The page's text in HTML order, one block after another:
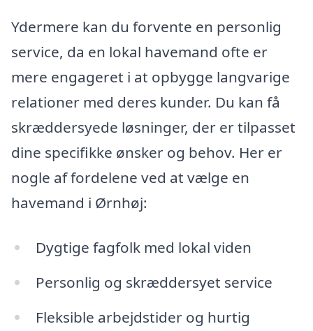
Ydermere kan du forvente en personlig
service, da en lokal havemand ofte er
mere engageret i at opbygge langvarige
relationer med deres kunder. Du kan få
skræddersyede løsninger, der er tilpasset
dine specifikke ønsker og behov. Her er
nogle af fordelene ved at vælge en
havemand i Ørnhøj:
Dygtige fagfolk med lokal viden
Personlig og skræddersyet service
Fleksible arbejdstider og hurtig